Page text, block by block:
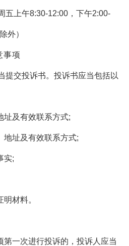
五上午8:30-12:00，下午2:00-
外）
事项
提交投诉书。投诉书应当包括以
址及有效联系方式;
地址及有效联系方式;
实;
材料。
第一次进行投诉的，投诉人应当